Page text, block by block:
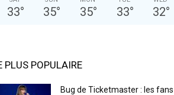
33° 35° 35° 33° 32°
PLUS POPULAIRE
Bug de Ticketmaster : les fans